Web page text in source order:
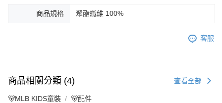
商品規格 聚酯纖維 100%
客服
商品相關分類 (4) 查看全部
🐻MLB KIDS童裝 🐻配件